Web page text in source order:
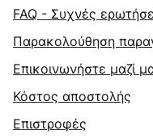
FAQ - Συχνές
Παρακολούθηση
Επικοινωνήστε μαζί
Κόστος αποστολής
Επιστροφές